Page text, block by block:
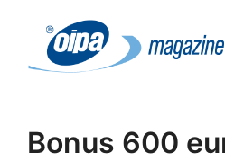
contenuto
Bonus 600